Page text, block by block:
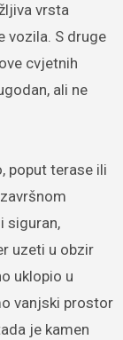
vrsta
vozila. S druge
cvjetnih
ali ne
poput terase ili
siguran,
uzeti u obzir
uklopio u
vanjski prostor
je kamen